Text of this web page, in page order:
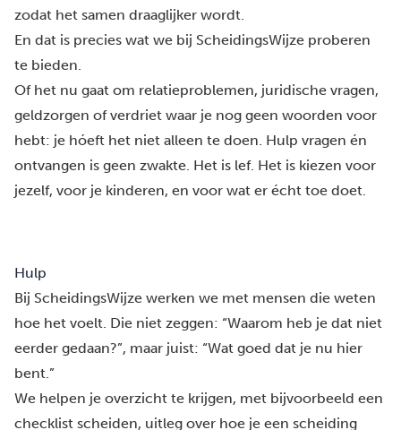
zodat het samen draaglijker wordt.
En dat is precies wat we bij ScheidingsWijze proberen
te bieden.
Of het nu gaat om relatieproblemen, juridische vragen,
geldzorgen of verdriet waar je nog geen woorden voor
hebt: je hóeft het niet alleen te doen. Hulp vragen én
ontvangen is geen zwakte. Het is lef. Het is kiezen voor
jezelf, voor je kinderen, en voor wat er écht toe doet.
Hulp
Bij ScheidingsWijze werken we met mensen die weten
hoe het voelt. Die niet zeggen: “Waarom heb je dat niet
eerder gedaan?”, maar juist: “Wat goed dat je nu hier
bent.”
We helpen je overzicht te krijgen, met bijvoorbeeld een
checklist scheiden, uitleg over hoe je een scheiding